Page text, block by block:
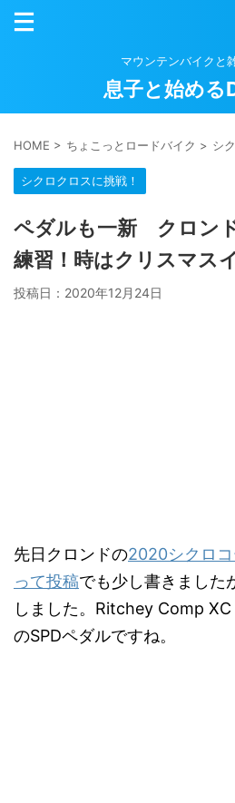
マウンテンバイクと
息子と始め
HOME > ちょこっとロードバイク > シ
シクロクロスに挑戦！
ペダルも一新 クロン
練習！時はクリスマス
投稿日： 2020年12月24日
先日クロンドの2020シクロ
って投稿でも少し書きました
しました。Ritchey Comp
のSPDペダルですね。